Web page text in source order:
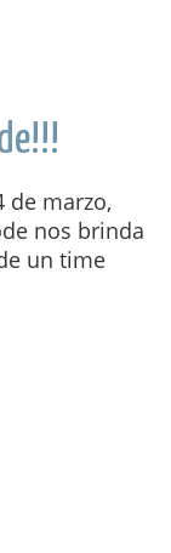
de marzo,
nos brinda
un time